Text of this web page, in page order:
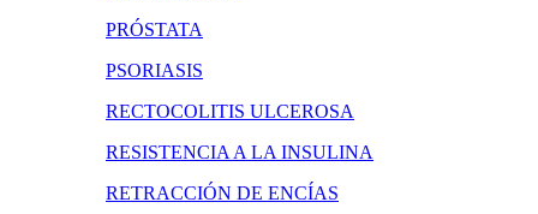
PRÓSTATA
PSORIASIS
RECTOCOLITIS ULCEROSA
RESISTENCIA A LA INSULINA
RETRACCIÓN DE ENCÍAS